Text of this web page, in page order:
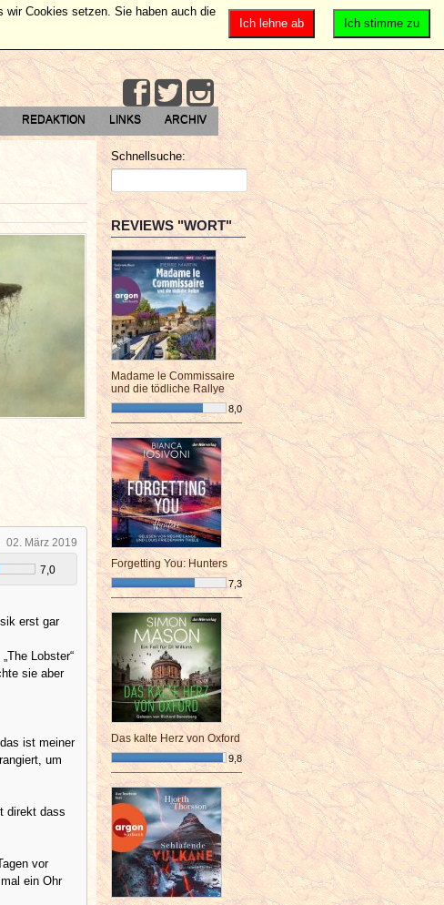
REDAKTION LINKS ARCHIV
02. März 2019
7,0
erst gar
Lobster“
sie aber
ist meiner
um
direkt dass
vor
ein Ohr
Schnellsuche:
REVIEWS "WORT"
Madame le Commissaire
und die tödliche Rallye
8,0
¯¯¯¯¯¯¯¯¯¯¯¯¯¯¯¯¯¯¯¯¯¯¯¯
Forgetting You: Hunters
7,3
¯¯¯¯¯¯¯¯¯¯¯¯¯¯¯¯¯¯¯¯¯¯¯¯
Das kalte Herz von Oxford
9,8
¯¯¯¯¯¯¯¯¯¯¯¯¯¯¯¯¯¯¯¯¯¯¯¯
Ich stimme zu
Ich lehne ab
wir Cookies setzen. Sie haben auch die